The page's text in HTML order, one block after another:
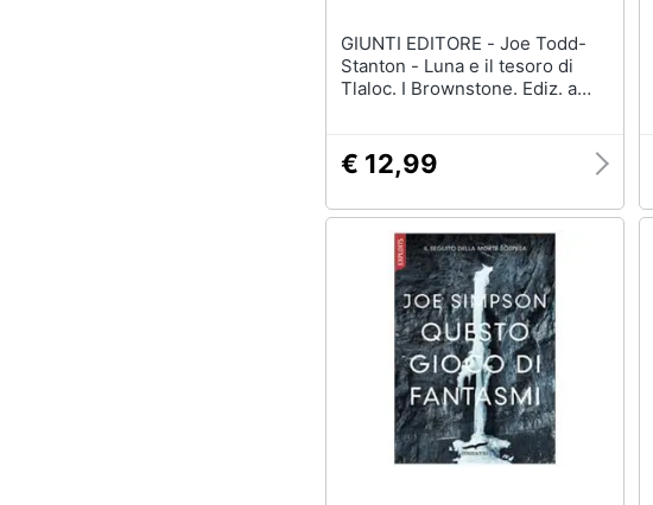
GIUNTI EDITORE - Joe Todd-
Stanton - Luna e il tesoro di
Tlaloc. I Brownstone. Ediz. a
€ 12,99